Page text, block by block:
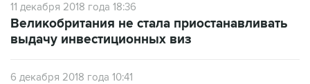
11 декабря 2018 года 18:36
Великобритания не стала приостанавливать
выдачу инвестиционных виз
6 декабря 2018 года 10:41